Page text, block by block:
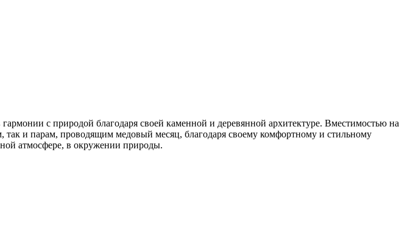
с природой благодаря своей каменной и деревянной архитектуре. Вместимостью на
так и парам, проводящим медовый месяц, благодаря своему комфортному и стильному
атмосфере, в окружении природы.